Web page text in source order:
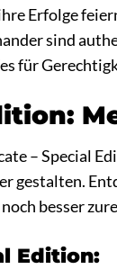
Erfolge
sind
für
– Special
gestalten.
besser
Edition: